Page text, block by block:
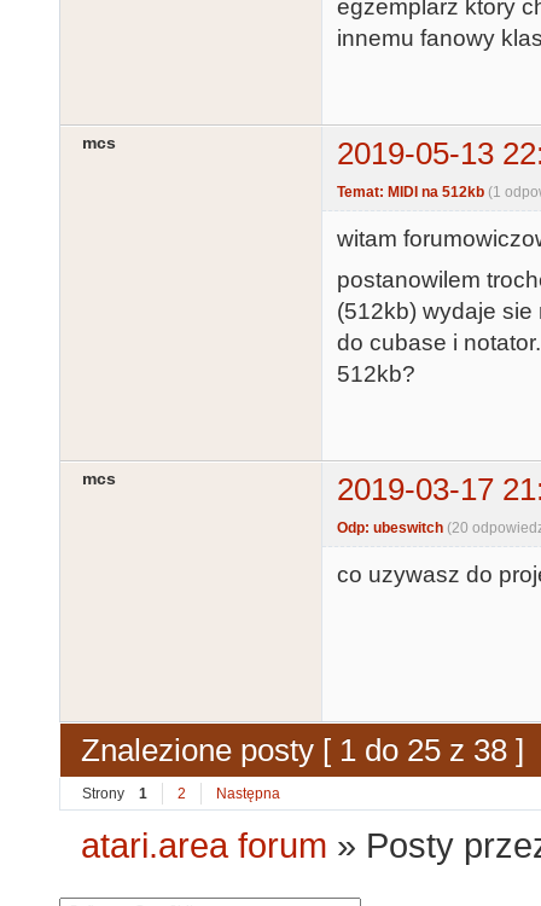
egzemplarz ktory
innemu fanowy
mcs 2019-05-13
Temat: MIDI na 512kb (1
witam
postanowilem
(512kb) wydaje
do cubase i
512kb?
mcs 2019-03-17
Odp: ubeswitch (20
co uzywasz do
Znalezione posty [ 1 do 25 z 38 ]
Strony 1 2 Następna
atari.area forum » Posty